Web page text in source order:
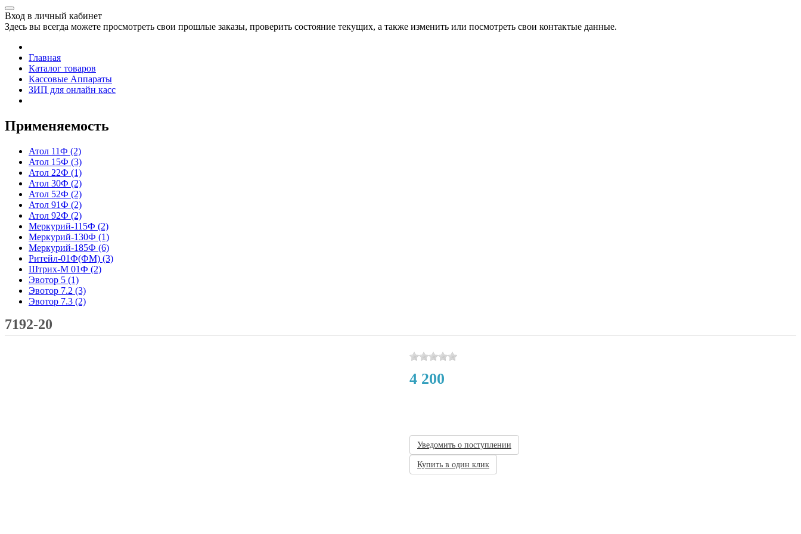
Вход в личный кабинет
Здесь вы всегда можете просмотреть свои прошлые заказы, проверить состояние текущих, а также изменить или посмотреть свои контактые данные.
Главная
Каталог товаров
Кассовые Аппараты
ЗИП для онлайн касс
Применяемость
Атол 11Ф (2)
Атол 15Ф (3)
Атол 22Ф (1)
Атол 30Ф (2)
Атол 52Ф (2)
Атол 91Ф (2)
Атол 92Ф (2)
Меркурий-115Ф (2)
Меркурий-130Ф (1)
Меркурий-185Ф (6)
Ритейл-01Ф(ФМ) (3)
Штрих-М 01Ф (2)
Эвотор 5 (1)
Эвотор 7.2 (3)
Эвотор 7.3 (2)
7192-20
4 200
Уведомить о поступлении
Купить в один клик